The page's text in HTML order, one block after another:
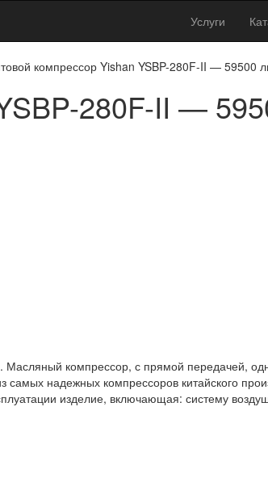
Услуги
компрессор Yishan YSBP-280F-II — 59500
280F-II —
Масляный компрессор, с прямой передачей,
надежных компрессоров китайского
изделие, включающая: систему